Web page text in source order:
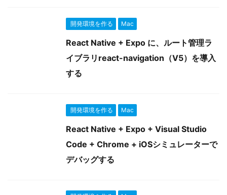
開発環境を作る Mac
React Native + Expo に、ルート管理ラ
イブラリreact-navigation（V5）を導入
する
開発環境を作る Mac
React Native + Expo + Visual Studio
Code + Chrome + iOSシミュレーターで
デバッグする